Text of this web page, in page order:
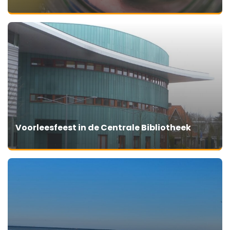
Voorleesfeest in de Centrale Bibliotheek